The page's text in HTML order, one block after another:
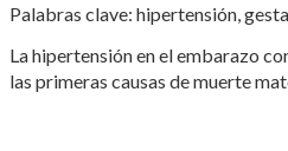
Palabras clave: hipertensión,
La hipertensión en el embarazo
las primeras causas de muerte